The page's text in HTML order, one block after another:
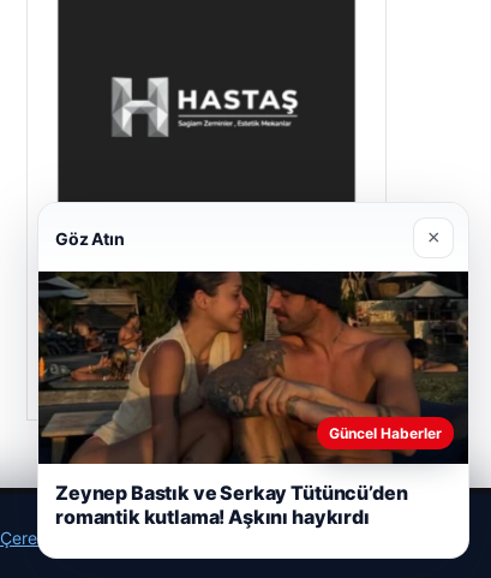
Hastaş Beton
26/05/2026
Çerez Politikamız
Göz Atın ×
Güncel Haberler
Zeynep Bastık ve Serkay Tütüncü’den
romantik kutlama! Aşkını haykırdı